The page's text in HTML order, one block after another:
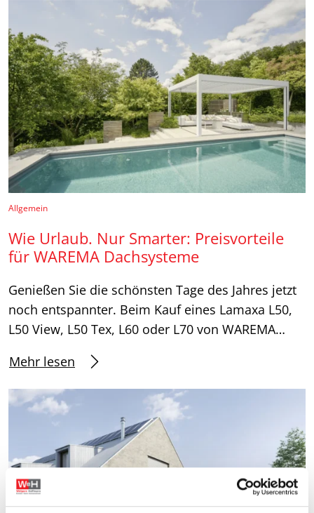
Allgemein
Wie Urlaub. Nur Smarter: Preisvorteile
für WAREMA Dachsysteme
Genießen Sie die schönsten Tage des Jahres jetzt
noch entspannter. Beim Kauf eines Lamaxa L50,
L50 View, L50 Tex, L60 oder L70 von WAREMA…
Mehr lesen